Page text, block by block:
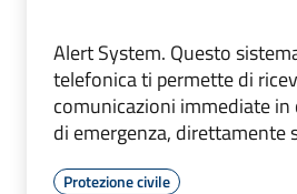
Alert System. Questo
telefonica ti permette di
comunicazioni immediate in
di emergenza, direttamente
Protezione civile